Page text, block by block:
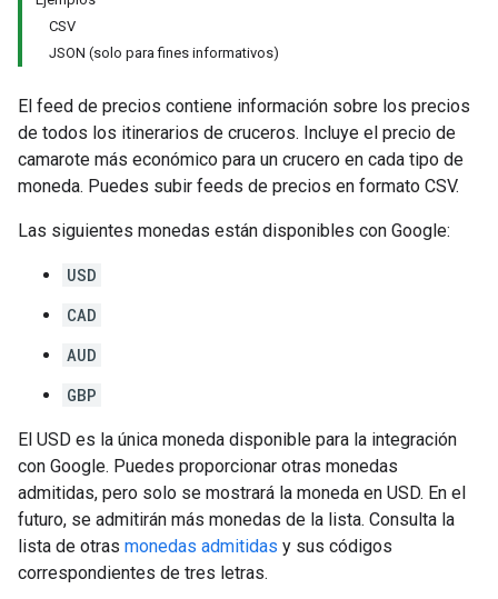
CSV
JSON (solo para fines informativos)
El feed de precios contiene información sobre los precios
de todos los itinerarios de cruceros. Incluye el precio de
camarote más económico para un crucero en cada tipo de
moneda. Puedes subir feeds de precios en formato CSV.
Las siguientes monedas están disponibles con Google:
USD
CAD
AUD
GBP
El USD es la única moneda disponible para la integración
con Google. Puedes proporcionar otras monedas
admitidas, pero solo se mostrará la moneda en USD. En el
futuro, se admitirán más monedas de la lista. Consulta la
lista de otras monedas admitidas y sus códigos
correspondientes de tres letras.